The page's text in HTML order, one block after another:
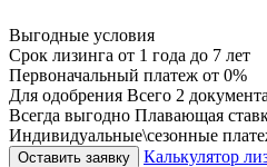
Выгодные условия
Срок лизинга от 1 года до 7 лет
Первоначальный платеж от 0%
Для одобрения Всего 2 документа
Всегда выгодно Плавающая
Индивидуальные\сезонные
Оставить заявку Калькулятор